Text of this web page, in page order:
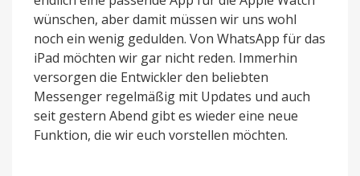
wünschen, aber damit müssen wir uns wohl
noch ein wenig gedulden. Von WhatsApp für das
iPad möchten wir gar nicht reden. Immerhin
versorgen die Entwickler den beliebten
Messenger regelmäßig mit Updates und auch
seit gestern Abend gibt es wieder eine neue
Funktion, die wir euch vorstellen möchten.